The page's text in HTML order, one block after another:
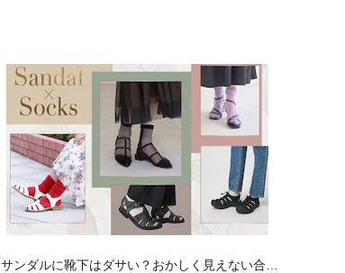
サンダルに靴下はダサい？おかしく見えない合わ